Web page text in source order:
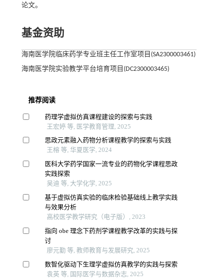
论文。
基金资助
海南医学院临床药学专业班主任工作室项目(SA2300003461)
海南医学院实验教学平台培育项目(DC2300003465)